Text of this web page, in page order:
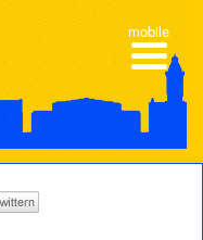
mobile